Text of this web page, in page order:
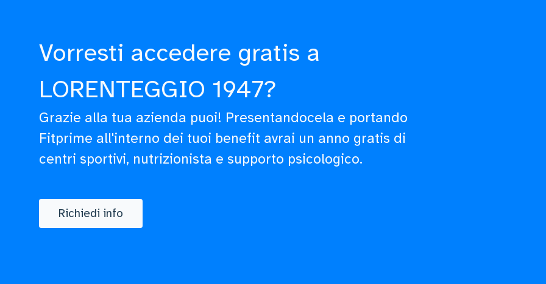
Vorresti accedere gratis a
LORENTEGGIO 1947?
Grazie alla tua azienda puoi! Presentandocela e portando
Fitprime all'interno dei tuoi benefit avrai un anno gratis di
centri sportivi, nutrizionista e supporto psicologico.
Richiedi info